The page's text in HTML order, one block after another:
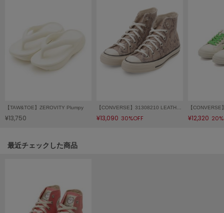
le coq sportif
ルコックスポルティフ
LeSportsac
レスポートサック
LILY BROWN Lingerie
リリーブラウンランジェリー
LITTLE UNION TOKYO
リトルユニオン トウキョウ
made of Organics
メイドオブオーガニクス
【TAW&TOE】ZEROVITY Plumpy
¥13,750
【CONVERSE】31308210 LEATHER ALL STAR US PYTHON HI
¥13,090 30%OFF ¥12,320
関連記事
最近チェックした商品